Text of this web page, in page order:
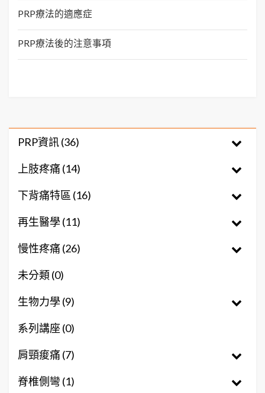
PRP療法的適應症
PRP療法後的注意事項
PRP資訊 (36)
上肢疼痛 (14)
下背痛特區 (16)
再生醫學 (11)
慢性疼痛 (26)
未分類 (0)
生物力學 (9)
系列講座 (0)
肩頸痠痛 (7)
脊椎側彎 (1)